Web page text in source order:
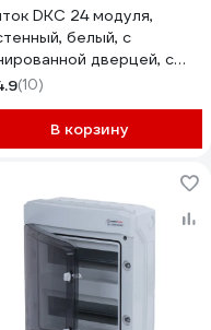
DKC 24 модуля,
белый, с
дверцей, с
PEN 2шт 8отв 2шт
(10)
В корзину